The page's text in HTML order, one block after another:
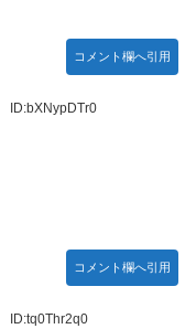
コメント欄へ引用
ID:bXNypDTr0
コメント欄へ引用
ID:tq0Thr2q0